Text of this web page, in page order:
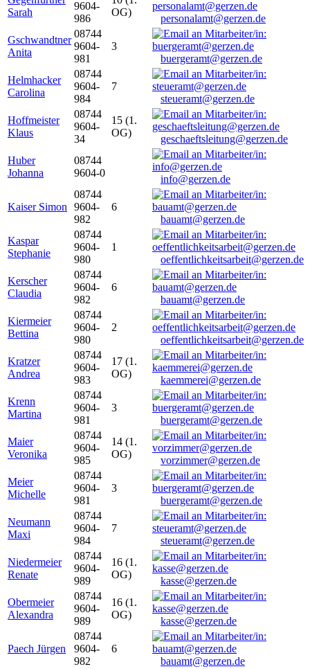
Sarah
9604-
986
OG)
personalamt@gerzen.de
Gschwandtner
Anita
08744
9604-
981
3
buergeramt@gerzen.de
Helmhacker
Carolina
08744
9604-
984
7
steueramt@gerzen.de
Hoffmeister
Klaus
08744
9604-
34
15 (1.
OG)
geschaeftsleitung@gerzen.de
Huber
Johanna
08744
9604-0
info@gerzen.de
Kaiser Simon
08744
9604-
982
6
bauamt@gerzen.de
Kaspar
Stephanie
08744
9604-
980
1
oeffentlichkeitsarbeit@gerzen.de
Kerscher
Claudia
08744
9604-
982
6
bauamt@gerzen.de
Kiermeier
Bettina
08744
9604-
980
2
oeffentlichkeitsarbeit@gerzen.de
Kratzer
Andrea
08744
9604-
983
17 (1.
OG)
kaemmerei@gerzen.de
Krenn
Martina
08744
9604-
981
3
buergeramt@gerzen.de
Maier
Veronika
08744
9604-
985
14 (1.
OG)
vorzimmer@gerzen.de
Meier
Michelle
08744
9604-
981
3
buergeramt@gerzen.de
Neumann
Maxi
08744
9604-
984
7
steueramt@gerzen.de
Niedermeier
Renate
08744
9604-
989
16 (1.
OG)
kasse@gerzen.de
Obermeier
Alexandra
08744
9604-
989
16 (1.
OG)
kasse@gerzen.de
Paech Jürgen
08744
9604-
982
6
bauamt@gerzen.de